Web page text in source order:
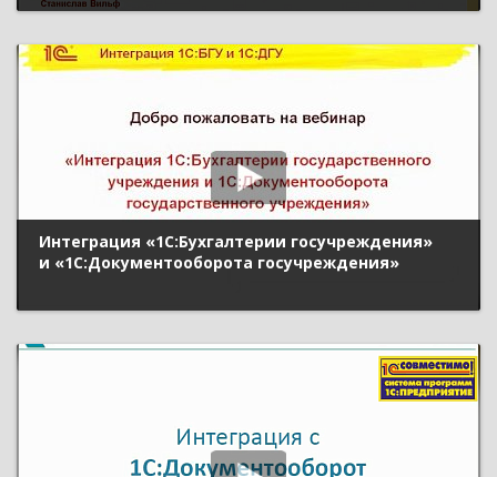
Интеграция «1С:Бухгалтерии госучреждения»
и «1С:Документооборота госучреждения»